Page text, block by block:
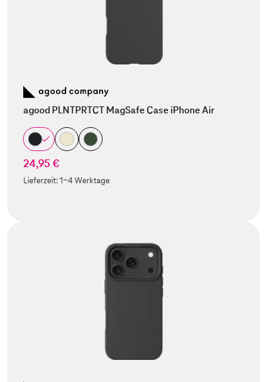
agood PLNTPRTCT MagSafe Case iPhone Air
24,95 €
Lieferzeit:1-4 Werktage